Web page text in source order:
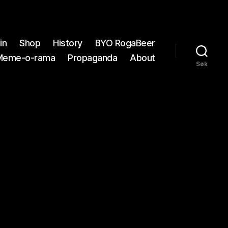
Shop History
BYO RogaBeer
o-rama
Propaganda About
Søk